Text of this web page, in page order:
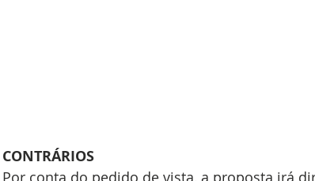
CONTRÁRIOS
Por conta do pedido de vista, a proposta irá